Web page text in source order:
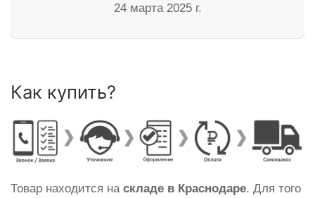
24 марта 2025 г.
Как купить?
Товар находится на складе в Краснодаре. Для того